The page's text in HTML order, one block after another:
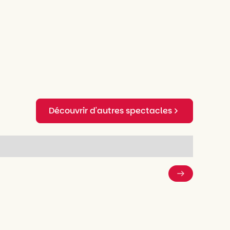
Découvrir d'autres spectacles